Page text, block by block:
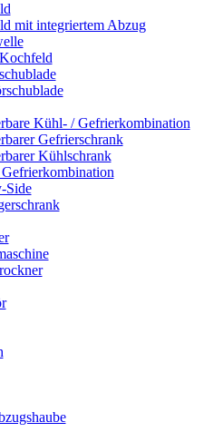
mit integriertem Abzug
Kühl- / Gefrierkombination
Gefrierschrank
Kühlschrank
Side